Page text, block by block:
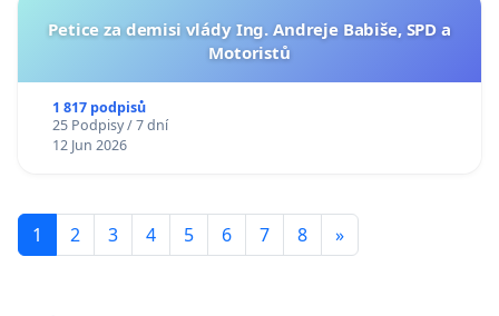
Petice za demisi vlády Ing. Andreje Babiše, SPD a
Motoristů
1 817 podpisů
25 Podpisy / 7 dní
12 Jun 2026
1 2 3 4 5 6 7 8 »